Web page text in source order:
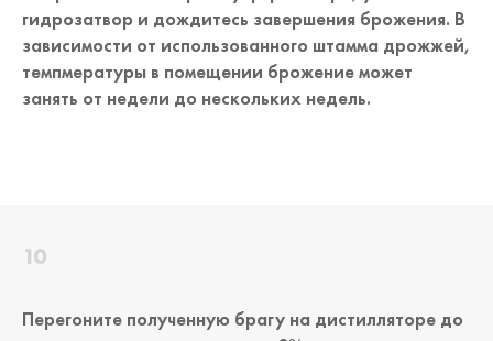
гидрозатвор и дождитесь завершения брожения. В
зависимости от использованного штамма дрожжей,
темпмературы в помещении брожение может
занять от недели до нескольких недель.
Перегоните полученную брагу на дистилляторе до